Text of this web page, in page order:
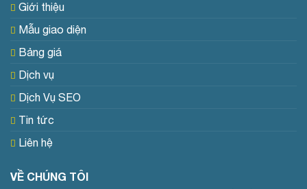
Giới thiệu
Mẫu giao diện
Bảng giá
Dịch vụ
Dịch Vụ SEO
Tin tức
Liên hệ
VỀ CHÚNG TÔI